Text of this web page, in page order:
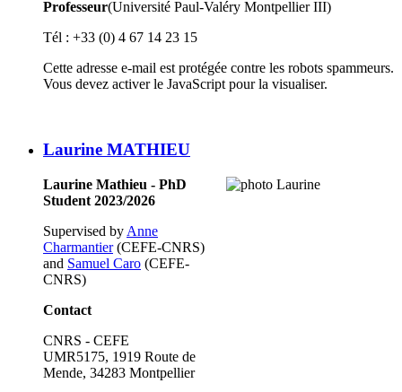
Professeur(Université Paul-Valéry Montpellier III)
Tél : +33 (0) 4 67 14 23 15
Cette adresse e-mail est protégée contre les robots spammeurs.
Vous devez activer le JavaScript pour la visualiser.
Laurine MATHIEU
Laurine Mathieu - PhD
Student 2023/2026
Supervised by Anne
Charmantier(CEFE-CNRS)
and Samuel Caro (CEFE-
CNRS)
Contact
CNRS - CEFE
UMR5175, 1919 Route de
Mende, 34283 Montpellier